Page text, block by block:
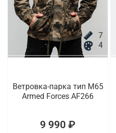
7
4
Ветровка-парка тип M65
Armed Forces AF266
9 990 ₽